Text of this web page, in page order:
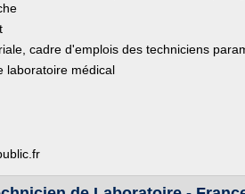
cadre d'emplois des techniciens
laboratoire médical